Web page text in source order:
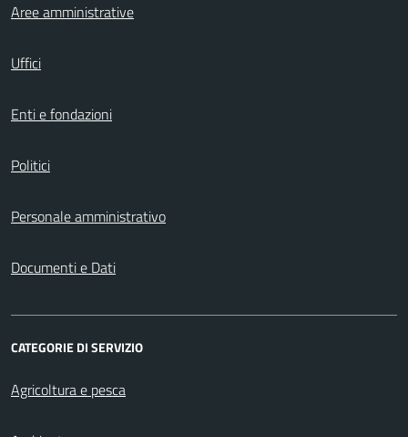
Aree amministrative
Uffici
Enti e fondazioni
Politici
Personale amministrativo
Documenti e Dati
CATEGORIE DI SERVIZIO
Agricoltura e pesca